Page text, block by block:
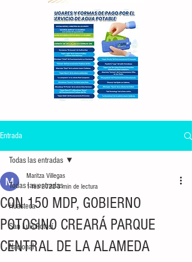
Entrada
Todas las entradas
Huasteca
San Luis Potosí
Nacional
Todas las entradas
CON 150 MDP, GOBIERNO
POTOSINO CREARÁ PARQUE
CENTRAL DE LA ALAMEDA
Maritza Villegas
1 feb 20223 min de lectura